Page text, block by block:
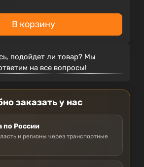
В корзину
подойдет ли товар? Мы
на все вопросы!
заказать у нас
по России
и регионы через транспортные